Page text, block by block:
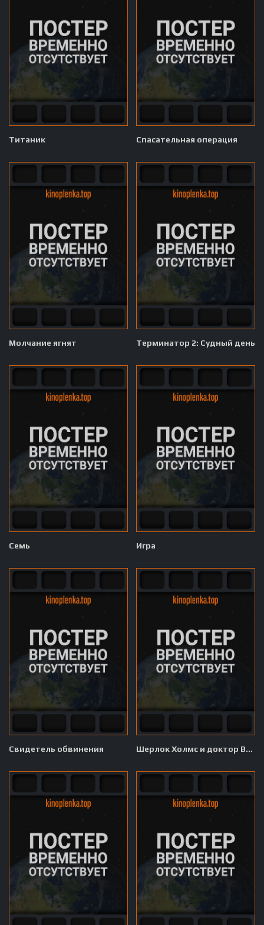
Титаник Спасательная операция
Молчание ягнят Терминатор 2: Судный день
Семь Игра
Свидетель обвинения Шерлок Холмс и доктор Ватсон: Двадцатый век начинается